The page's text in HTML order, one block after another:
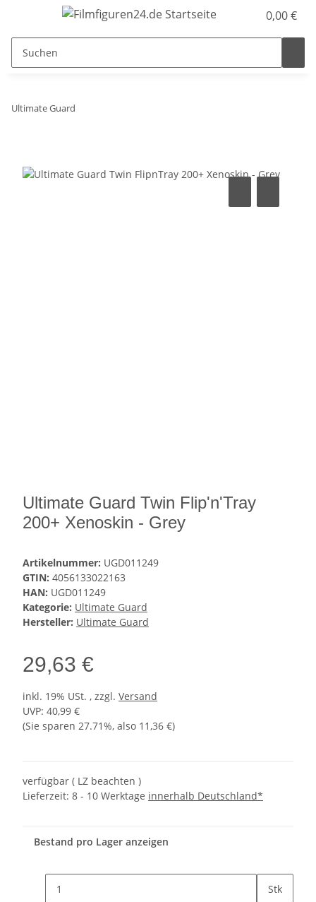
0,00 €
Ultimate Guard
Ultimate Guard Twin Flip'n'Tray
200+ Xenoskin - Grey
Artikelnummer: UGD011249
GTIN: 4056133022163
HAN: UGD011249
Kategorie: Ultimate Guard
Hersteller: Ultimate Guard
29,63 €
inkl. 19% USt. , zzgl. Versand
UVP: 40,99 €
(Sie sparen 27.71%, also 11,36 €)
verfügbar ( LZ beachten )
Lieferzeit: 8 - 10 Werktage innerhalb Deutschland*
Bestand pro Lager anzeigen
Stk